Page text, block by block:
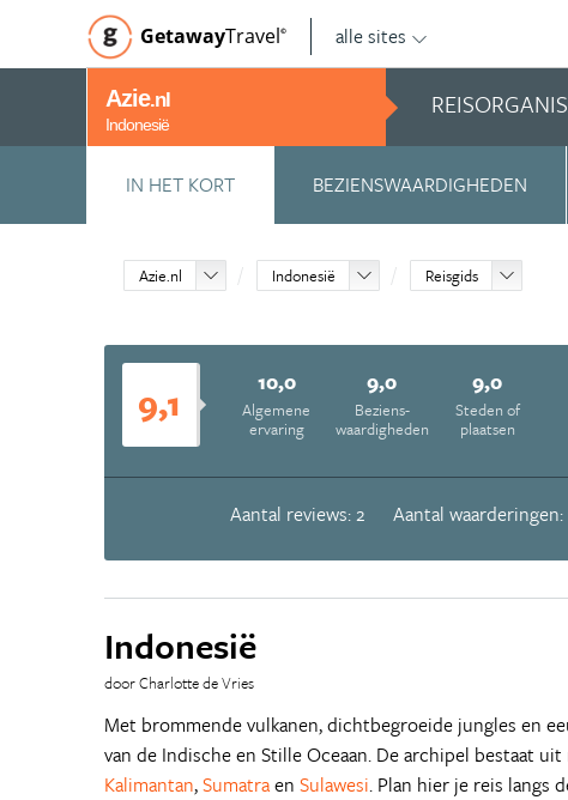
GetawayTravel© alle sites
Azie.nl
Indonesië
IN HET KORT BEZIENSWAARDIGHEDEN
Azie.nl Indonesië Reisgids
9,1 10,0
Algemene
ervaring
9,0
Beziens­
waardigheden
9,0
Steden of
plaatsen
Aantal reviews: 2 Aantal waarderingen:
Indonesië
door Charlotte de Vries
Met brommende vulkanen, dichtbegroeide jungles en
van de Indische en Stille Oceaan. De archipel bestaat
Kalimantan,Sumatraen Sulawesi. Plan hier je reis langs